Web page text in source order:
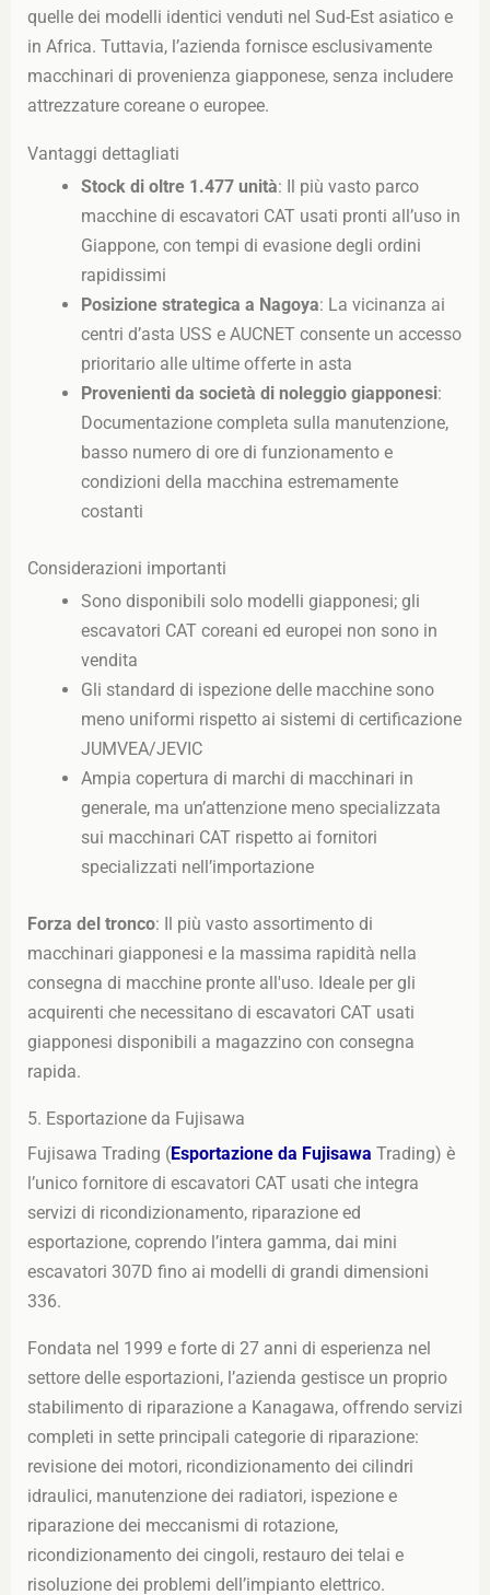
quelle dei modelli identici venduti nel Sud-Est asiatico e
in Africa. Tuttavia, l’azienda fornisce esclusivamente
macchinari di provenienza giapponese, senza includere
attrezzature coreane o europee.
Vantaggi dettagliati
Stock di oltre 1.477 unità: Il più vasto parco
macchine di escavatori CAT usati pronti all’uso in
Giappone, con tempi di evasione degli ordini
rapidissimi
Posizione strategica a Nagoya: La vicinanza ai
centri d’asta USS e AUCNET consente un accesso
prioritario alle ultime offerte in asta
Provenienti da società di noleggio giapponesi:
Documentazione completa sulla manutenzione,
basso numero di ore di funzionamento e
condizioni della macchina estremamente
costanti
Considerazioni importanti
Sono disponibili solo modelli giapponesi; gli
escavatori CAT coreani ed europei non sono in
vendita
Gli standard di ispezione delle macchine sono
meno uniformi rispetto ai sistemi di certificazione
JUMVEA/JEVIC
Ampia copertura di marchi di macchinari in
generale, ma un’attenzione meno specializzata
sui macchinari CAT rispetto ai fornitori
specializzati nell’importazione
Forza del tronco: Il più vasto assortimento di
macchinari giapponesi e la massima rapidità nella
consegna di macchine pronte all'uso. Ideale per gli
acquirenti che necessitano di escavatori CAT usati
giapponesi disponibili a magazzino con consegna
rapida.
5. Esportazione da Fujisawa
Fujisawa Trading (Esportazione da Fujisawa Trading) è
l’unico fornitore di escavatori CAT usati che integra
servizi di ricondizionamento, riparazione ed
esportazione, coprendo l’intera gamma, dai mini
escavatori 307D fino ai modelli di grandi dimensioni
336.
Fondata nel 1999 e forte di 27 anni di esperienza nel
settore delle esportazioni, l’azienda gestisce un proprio
stabilimento di riparazione a Kanagawa, offrendo servizi
completi in sette principali categorie di riparazione:
revisione dei motori, ricondizionamento dei cilindri
idraulici, manutenzione dei radiatori, ispezione e
riparazione dei meccanismi di rotazione,
ricondizionamento dei cingoli, restauro dei telai e
risoluzione dei problemi dell’impianto elettrico.